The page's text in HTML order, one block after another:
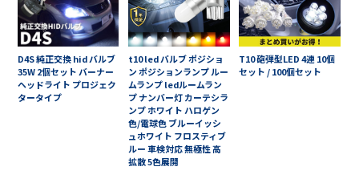
D4S 純正交換 hid バルブ
35W 2個セット バーナー
ヘッドライト プロジェク
タータイプ
t10 led バルブ ポジショ
ン ポジションランプ ルー
ムランプ ledルームラン
プ ナンバー灯 カーテシラ
ンプ ホワイト ハロゲン
色/電球色 ブルーイッシ
ュホワイト フロスティブ
ルー 車検対応 無極性 高
拡散 5色展開
T10 砲弾型LED 4連 10個
セット / 100個セット